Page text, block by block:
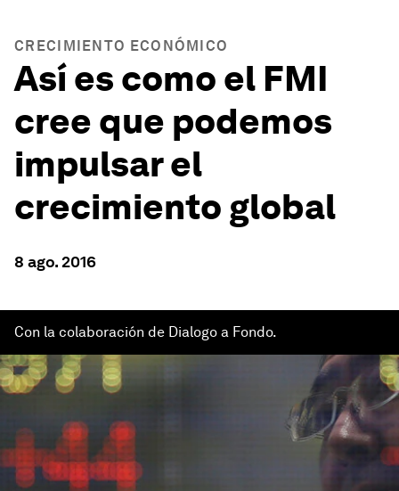
CRECIMIENTO ECONÓMICO
Así es como el FMI
cree que podemos
impulsar el
crecimiento global
8 ago. 2016
Con la colaboración de Dialogo a Fondo.